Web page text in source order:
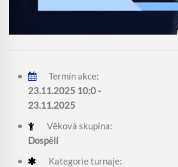
Termín akce:
23.11.2025 10:0 -
23.11.2025
Věková skupina:
Dospělí
Kategorie turnaje: